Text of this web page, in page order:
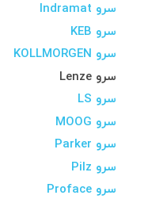
سرو Indramat
سرو KEB
سرو KOLLMORGEN
سرو Lenze
سرو LS
سرو MOOG
سرو Parker
سرو Pilz
سرو Proface